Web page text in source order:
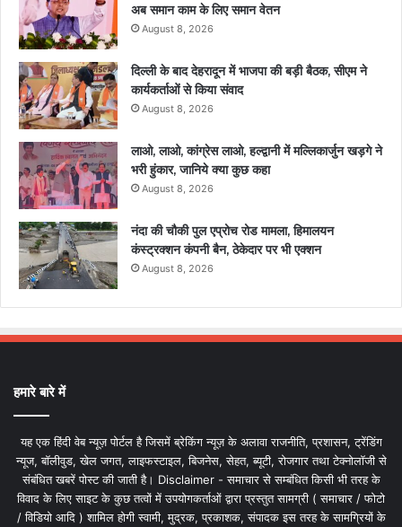
अब समान काम के लिए समान वेतन
August 8, 2026
दिल्ली के बाद देहरादून में भाजपा की बड़ी बैठक, सीएम ने
कार्यकर्ताओं से किया संवाद
August 8, 2026
लाओ, लाओ, कांग्रेस लाओ, हल्द्वानी में मल्लिकार्जुन खड़गे ने
भरी हुंकार, जानिये क्या कुछ कहा
August 8, 2026
नंदा की चौकी पुल एप्रोच रोड मामला, हिमालयन
कंस्ट्रक्शन कंपनी बैन, ठेकेदार पर भी एक्शन
August 8, 2026
हमारे बारे में
यह एक हिंदी वेब न्यूज़ पोर्टल है जिसमें ब्रेकिंग न्यूज़ के अलावा राजनीति, प्रशासन, ट्रेंडिंग
न्यूज, बॉलीवुड, खेल जगत, लाइफस्टाइल, बिजनेस, सेहत, ब्यूटी, रोजगार तथा टेक्नोलॉजी से
संबंधित खबरें पोस्ट की जाती है। Disclaimer - समाचार से सम्बंधित किसी भी तरह के
विवाद के लिए साइट के कुछ तत्वों में उपयोगकर्ताओं द्वारा प्रस्तुत सामग्री ( समाचार / फोटो
/ विडियो आदि ) शामिल होगी स्वामी, मुद्रक, प्रकाशक, संपादक इस तरह के सामग्रियों के